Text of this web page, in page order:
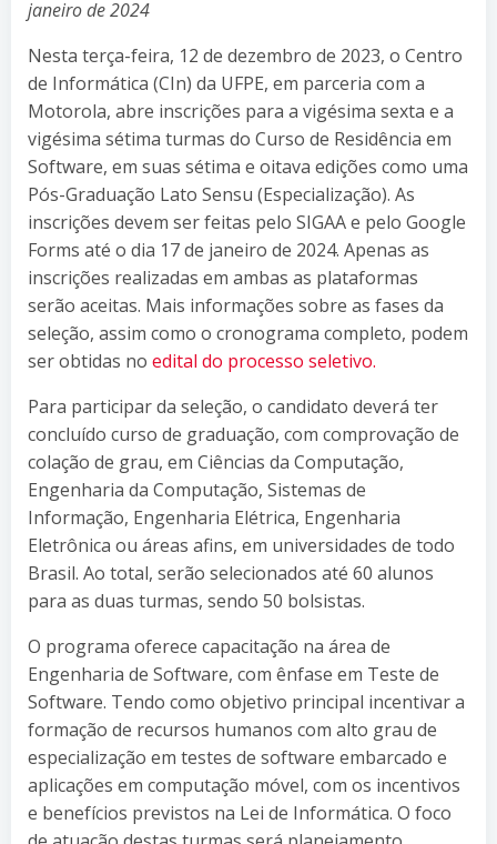
janeiro de 2024
Nesta terça-feira, 12 de dezembro de 2023, o Centro
de Informática (CIn) da UFPE, em parceria com a
Motorola, abre inscrições para a vigésima sexta e a
vigésima sétima turmas do Curso de Residência em
Software, em suas sétima e oitava edições como uma
Pós-Graduação Lato Sensu (Especialização). As
inscrições devem ser feitas pelo SIGAA e pelo Google
Forms até o dia 17 de janeiro de 2024. Apenas as
inscrições realizadas em ambas as plataformas
serão aceitas. Mais informações sobre as fases da
seleção, assim como o cronograma completo, podem
ser obtidas no edital do processo seletivo.
Para participar da seleção, o candidato deverá ter
concluído curso de graduação, com comprovação de
colação de grau, em Ciências da Computação,
Engenharia da Computação, Sistemas de
Informação, Engenharia Elétrica, Engenharia
Eletrônica ou áreas afins, em universidades de todo
Brasil. Ao total, serão selecionados até 60 alunos
para as duas turmas, sendo 50 bolsistas.
O programa oferece capacitação na área de
Engenharia de Software, com ênfase em Teste de
Software. Tendo como objetivo principal incentivar a
formação de recursos humanos com alto grau de
especialização em testes de software embarcado e
aplicações em computação móvel, com os incentivos
e benefícios previstos na Lei de Informática. O foco